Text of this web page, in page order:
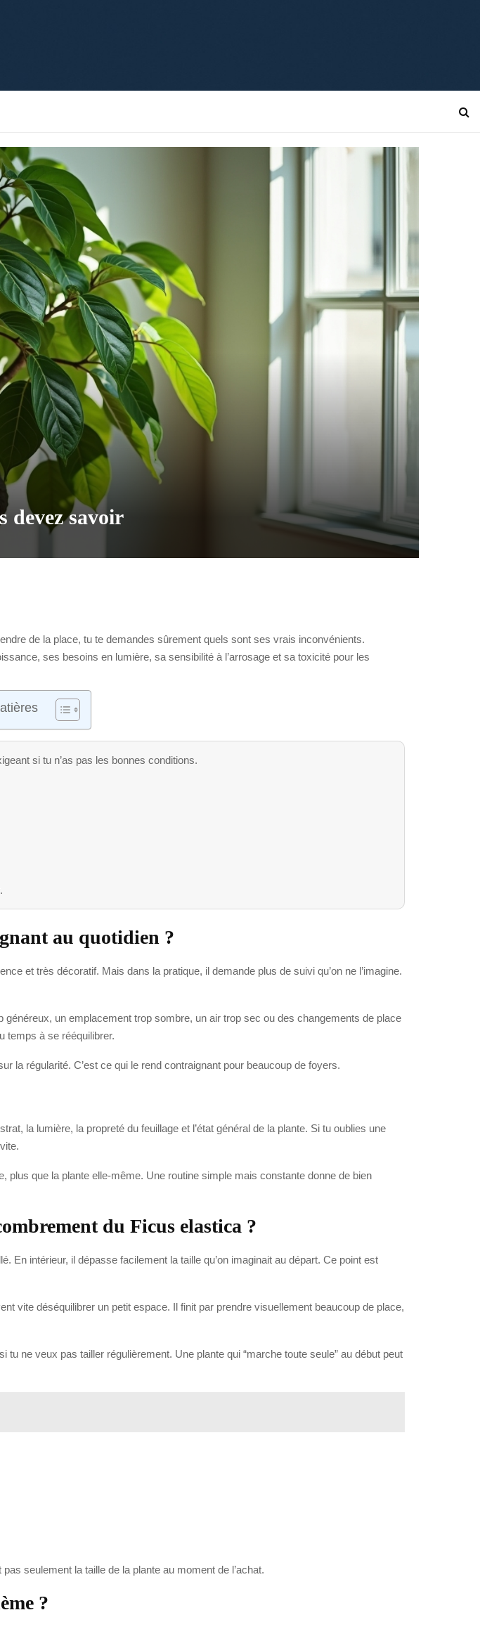
devez savoir
de la place, tu te demandes sûrement quels sont ses vrais inconvénients.
ses besoins en lumière, sa sensibilité à l’arrosage et sa toxicité pour les
si tu n’as pas les bonnes conditions.
au quotidien ?
et très décoratif. Mais dans la pratique, il demande plus de suivi qu’on ne l’imagine.
généreux, un emplacement trop sombre, un air trop sec ou des changements de place
temps à se rééquilibrer.
la régularité. C’est ce qui le rend contraignant pour beaucoup de foyers.
la lumière, la propreté du feuillage et l’état général de la plante. Si tu oublies une
plus que la plante elle-même. Une routine simple mais constante donne de bien
du Ficus elastica ?
En intérieur, il dépasse facilement la taille qu’on imaginait au départ. Ce point est
vite déséquilibrer un petit espace. Il finit par prendre visuellement beaucoup de place,
ne veux pas tailler régulièrement. Une plante qui “marche toute seule” au début peut
seulement la taille de la plante au moment de l’achat.
?